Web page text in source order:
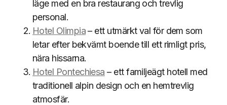
läge med en bra restaurang och trevlig
personal.
Hotel Olimpia– ett utmärkt val för dem som
letar efter bekvämt boende till ett rimligt pris,
nära hissarna.
Hotel Pontechiesa – ett familjeägt hotell med
traditionell alpin design och en hemtrevlig
atmosfär.